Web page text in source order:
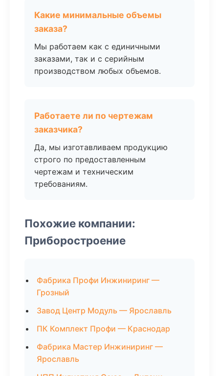
Какие минимальные объемы
заказа?
Мы работаем как с единичными
заказами, так и с серийным
производством любых объемов.
Работаете ли по чертежам
заказчика?
Да, мы изготавливаем продукцию
строго по предоставленным
чертежам и техническим
требованиям.
Похожие компании:
Приборостроение
Фабрика Профи Инжиниринг —
Грозный
Завод Центр Модуль — Ярославль
ПК Комплект Профи — Краснодар
Фабрика Мастер Инжиниринг —
Ярославль